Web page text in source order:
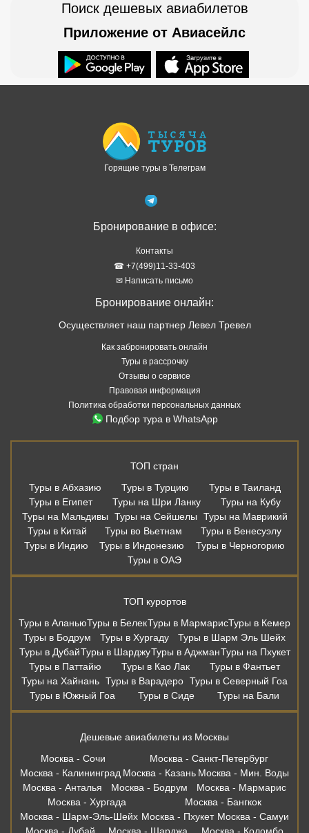
Поиск дешевых авиабилетов
Приложение от Авиасейлс
Горящие туры в Телеграм
Бронирование в офисе:
Контакты
☎ +7(499)11-33-403
✉ Написать письмо
Бронирование онлайн:
Осуществляет наш партнер Левел Тревел
Как забронировать онлайн
Туры в рассрочку
Отзывы о сервисе
Правовая информация
Политика обработки персональных данных
Подбор тура в WhatsApp
ТОП стран
Туры в Абхазию
Туры в Турцию
Туры в Таиланд
Туры в Египет
Туры на Шри Ланку
Туры на Кубу
Туры на Мальдивы
Туры на Сейшелы
Туры на Маврикий
Туры в Китай
Туры во Вьетнам
Туры в Венесуэлу
Туры в Индию
Туры в Индонезию
Туры в Черногорию
Туры в ОАЭ
ТОП курортов
Туры в АланьюТуры в БелекТуры в МармарисТуры в Кемер
Туры в Бодрум
Туры в Хургаду
Туры в Шарм Эль Шейх
Туры в ДубайТуры в ШарджуТуры в АджманТуры на Пхукет
Туры в Паттайю
Туры в Као Лак
Туры в Фантьет
Туры на Хайнань Туры в Варадеро Туры в Северный Гоа
Туры в Южный Гоа
Туры в Сиде Туры на Бали
Дешевые авиабилеты из Москвы
Москва - Сочи
Москва - Санкт-Петербург
Москва - Калининград Москва - Казань Москва - Мин. Воды
Москва - Анталья
Москва - Бодрум
Москва - Мармарис
Москва - Хургада
Москва - Бангкок
Москва - Шарм-Эль-Шейх Москва - Пхукет Москва - Самуи
Москва - Дубай
Москва - Шарджа Москва - Коломбо